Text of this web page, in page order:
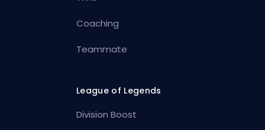
Coaching
Teammate
League of Legends
Division Boost